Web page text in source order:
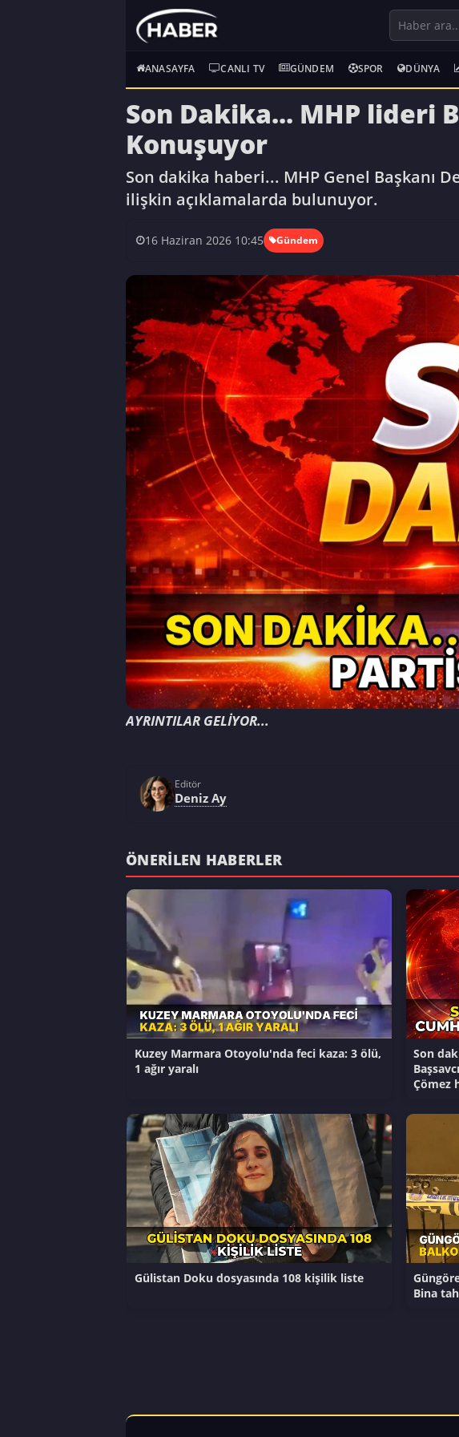
ANASAYFA CANLI TV GÜNDEM SPOR DÜNYA
Son Dakika... MHP lideri
Konuşuyor
Son dakika haberi... MHP Genel Başkanı
ilişkin açıklamalarda bulunuyor.
16 Haziran 2026 10:45 Gündem
AYRINTILAR GELİYOR...
Editör
Deniz Ay
ÖNERILEN HABERLER
Kuzey Marmara Otoyolu'nda feci kaza: 3 ölü,
1 ağır yaralı
Son
Çömez
Gülistan Doku dosyasında 108 kişilik liste
Bina